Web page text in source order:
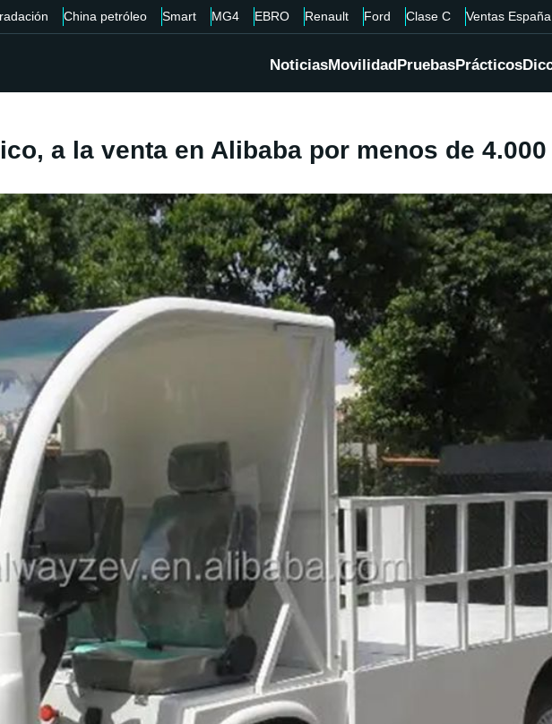
China petróleo Smart MG4 EBRO Renault Ford Clase C Ventas España
NoticiasMovilidadPruebasPrácticos
a la venta en Alibaba por menos de